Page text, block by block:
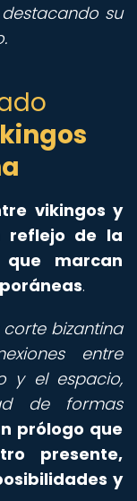
su
vikingos y
reflejo de la
marcan
.
bizantina
entre
y el espacio,
de formas
prólogo que
presente,
y